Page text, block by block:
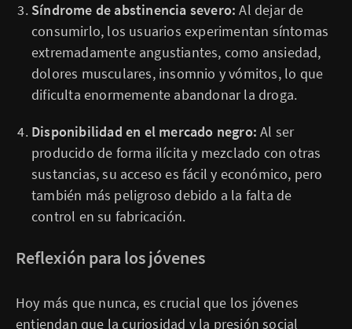
Síndrome de abstinencia severo: Al dejar de
consumirlo, los usuarios experimentan síntomas
extremadamente angustiantes, como ansiedad,
dolores musculares, insomnio y vómitos, lo que
dificulta enormemente abandonar la droga.
Disponibilidad en el mercado negro: Al ser
producido de forma ilícita y mezclado con otras
sustancias, su acceso es fácil y económico, pero
también más peligroso debido a la falta de
control en su fabricación.
Reflexión para los jóvenes
Hoy más que nunca, es crucial que los jóvenes
entiendan que la curiosidad y la presión social